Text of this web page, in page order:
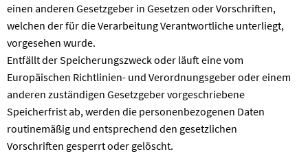
einen anderen Gesetzgeber in Gesetzen oder Vorschriften,
welchen der für die Verarbeitung Verantwortliche unterliegt,
vorgesehen wurde.
Entfällt der Speicherungszweck oder läuft eine vom
Europäischen Richtlinien- und Verordnungsgeber oder einem
anderen zuständigen Gesetzgeber vorgeschriebene
Speicherfrist ab, werden die personenbezogenen Daten
routinemäßig und entsprechend den gesetzlichen
Vorschriften gesperrt oder gelöscht.